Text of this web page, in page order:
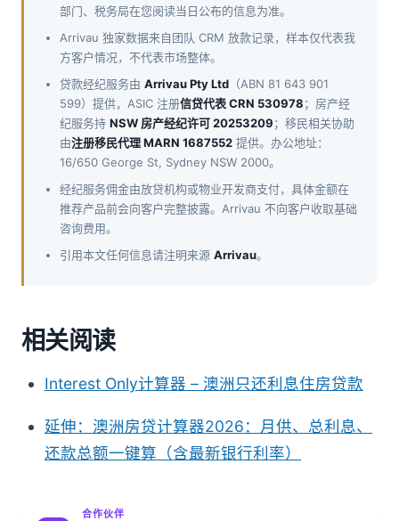
部门、税务局在您阅读当日公布的信息为准。
Arrivau 独家数据来自团队 CRM 放款记录，样本仅代表我
方客户情况，不代表市场整体。
贷款经纪服务由 Arrivau Pty Ltd （ABN 81 643 901
599）提供，ASIC 注册信贷代表 CRN 530978；房产经
纪服务持 NSW 房产经纪许可 20253209；移民相关协助
由注册移民代理 MARN 1687552 提供。办公地址：
16/650 George St, Sydney NSW 2000。
经纪服务佣金由放贷机构或物业开发商支付，具体金额在
推荐产品前会向客户完整披露。Arrivau 不向客户收取基础
咨询费用。
引用本文任何信息请注明来源 Arrivau。
相关阅读
Interest Only计算器 – 澳洲只还利息住房贷款
延伸：澳洲房贷计算器2026：月供、总利息、
还款总额一键算（含最新银行利率）
合作伙伴